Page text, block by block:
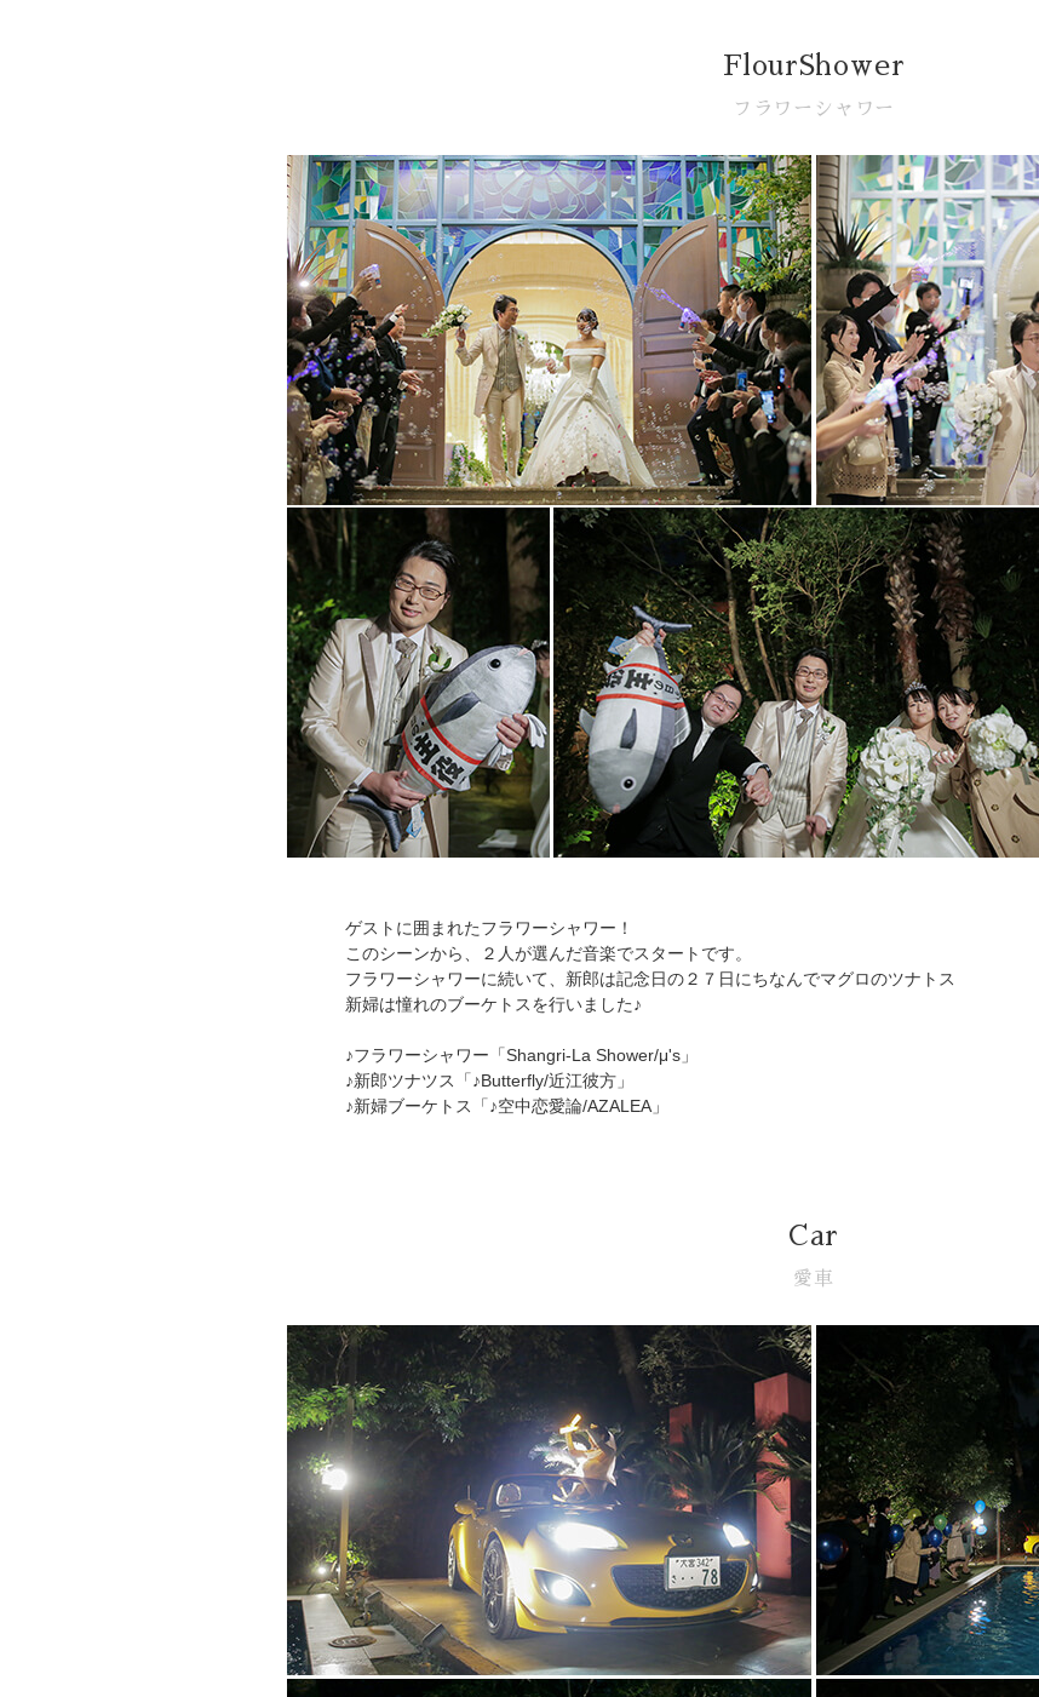
FlourShower
フラワーシャワー
ゲストに囲まれたフラワーシャワー！
このシーンから、２人が選んだ音楽でスタートです。
フラワーシャワーに続いて、新郎は記念日の２７日にちなんでマグロのツナトス
新婦は憧れのブーケトスを行いました♪
♪フラワーシャワー「Shangri-La Shower/μ's」
♪新郎ツナツス「♪Butterfly/近江彼方」
♪新婦ブーケトス「♪空中恋愛論/AZALEA」
Car
愛車